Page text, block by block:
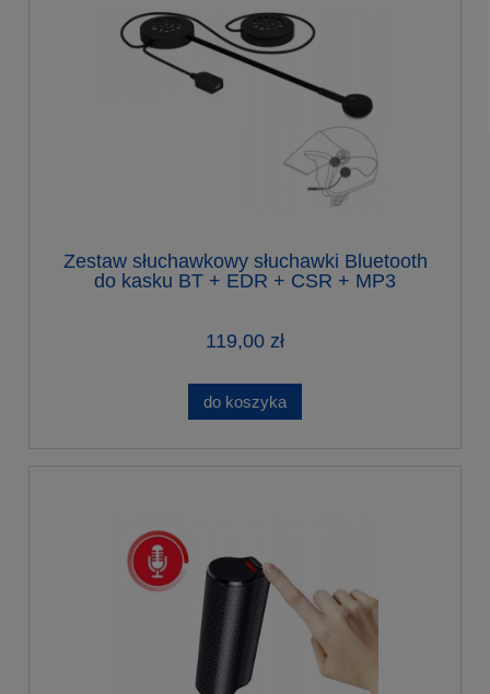
Zestaw słuchawkowy słuchawki Bluetooth
do kasku BT + EDR + CSR + MP3
119,00 zł
do koszyka